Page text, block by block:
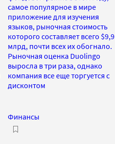
самое популярное в мире
приложение для изучения
языков, рыночная стоимость
которого составляет всего $9,9
млрд, почти всех их обогнало.
Рыночная оценка Duolingo
выросла в три раза, однако
компания все еще торгуется с
дисконтом
Финансы